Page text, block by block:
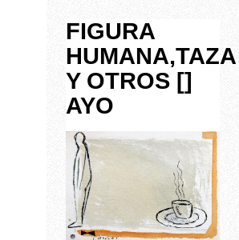
FIGURA
HUMANA,TAZA
Y OTROS []
AYO